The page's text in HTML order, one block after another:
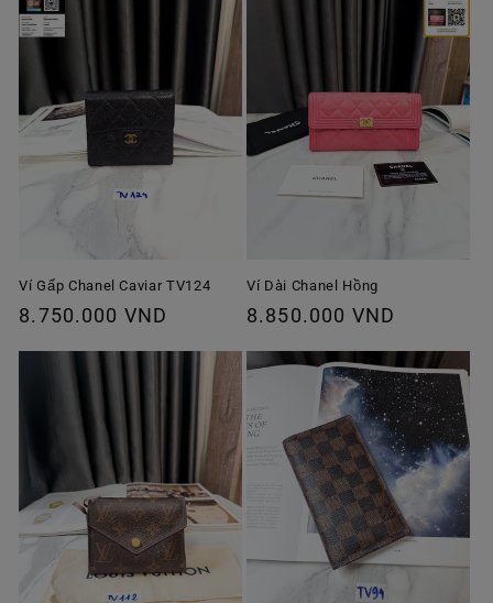
Ví Gấp Chanel Caviar TV124
Giá
8.750.000 VND
Ví Dài Chanel Hồng
Giá
thường
8.850.000 VND